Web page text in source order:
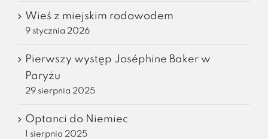
Wieś z miejskim rodowodem
9 stycznia 2026
Pierwszy występ Joséphine Baker w
Paryżu
29 sierpnia 2025
Optanci do Niemiec
1 sierpnia 2025